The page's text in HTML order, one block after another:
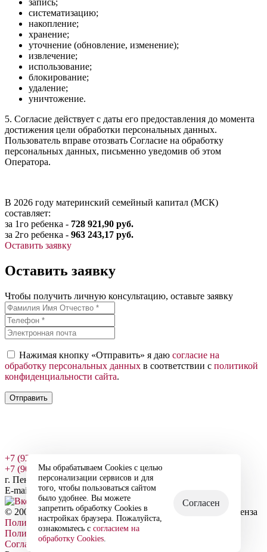
систематизацию;
накопление;
хранение;
уточнение (обновление, изменение);
извлечение;
использование;
блокирование;
удаление;
уничтожение.
5. Согласие действует с даты его предоставления до момента
достижения цели обработки персональных данных.
Пользователь вправе отозвать Согласие на обработку
персональных данных, письменно уведомив об этом
Оператора.
В 2026 году материнский семейный капитал (МСК)
составляет:
за 1го ребенка - 728 921,90 руб.
за 2го ребенка - 963 243,17 руб.
Оставить заявку
Оставить заявку
Чтобы получить личную консультацию, оставьте заявку
Нажимая кнопку «Отправить» я даю согласие на
обработку персональных данных в соответствии с политикой
конфиденциальности сайта.
Отправить
+7 (927) 375-03-10
+7 (902) 209-22-60
г. Пенза, ул. Гладкова, д. 20, офис 7
E-mail: ipokvartal@mail.ru
© 2007-2026 Группа компаний «Ипотечный Квартал» - Пенза
Политика в отношении обработки персональных данных
Политика конфиденциальности сайта
Согласие на обработку персональных данных
Мы обрабатываем Cookies с целью
персонализации сервисов и для
того, чтобы пользоваться сайтом
было удобнее. Вы можете
запретить обработку Cookies в
настройках браузера. Пожалуйста,
ознакомьтесь с согласием на
обработку Cookies.
Согласен